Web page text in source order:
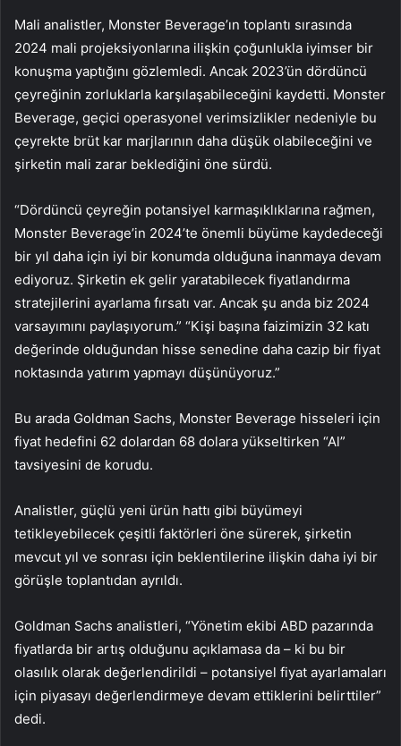
Mali analistler, Monster Beverage’ın toplantı sırasında
2024 mali projeksiyonlarına ilişkin çoğunlukla iyimser bir
konuşma yaptığını gözlemledi. Ancak 2023’ün dördüncü
çeyreğinin zorluklarla karşılaşabileceğini kaydetti. Monster
Beverage, geçici operasyonel verimsizlikler nedeniyle bu
çeyrekte brüt kar marjlarının daha düşük olabileceğini ve
şirketin mali zarar beklediğini öne sürdü.
“Dördüncü çeyreğin potansiyel karmaşıklıklarına rağmen,
Monster Beverage’in 2024’te önemli büyüme kaydedeceği
bir yıl daha için iyi bir konumda olduğuna inanmaya devam
ediyoruz. Şirketin ek gelir yaratabilecek fiyatlandırma
stratejilerini ayarlama fırsatı var. Ancak şu anda biz 2024
varsayımını paylaşıyorum.” “Kişi başına faizimizin 32 katı
değerinde olduğundan hisse senedine daha cazip bir fiyat
noktasında yatırım yapmayı düşünüyoruz.”
Bu arada Goldman Sachs, Monster Beverage hisseleri için
fiyat hedefini 62 dolardan 68 dolara yükseltirken “Al”
tavsiyesini de korudu.
Analistler, güçlü yeni ürün hattı gibi büyümeyi
tetikleyebilecek çeşitli faktörleri öne sürerek, şirketin
mevcut yıl ve sonrası için beklentilerine ilişkin daha iyi bir
görüşle toplantıdan ayrıldı.
Goldman Sachs analistleri, “Yönetim ekibi ABD pazarında
fiyatlarda bir artış olduğunu açıklamasa da – ki bu bir
olasılık olarak değerlendirildi – potansiyel fiyat ayarlamaları
için piyasayı değerlendirmeye devam ettiklerini belirttiler”
dedi.